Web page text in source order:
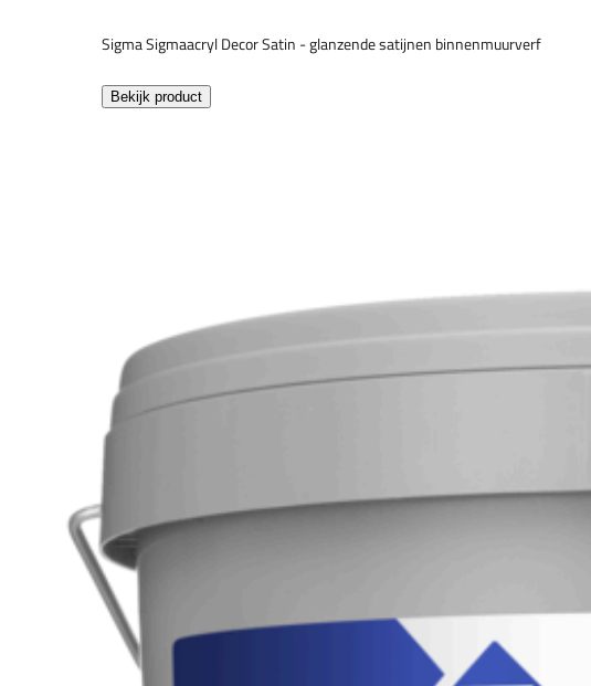
Sigma Sigmaacryl Decor Satin - glanzende satijnen binnenmuurverf
Bekijk product